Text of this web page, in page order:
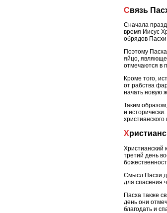
Связь
Сначала
время Иисус
обрядов
Поэтому
яйцо,
отмечаются в
Кроме того,
от рабства
начать новую
Таким
и
Христианский
третий день
Смысл Пасхи
для спасения
Пасха также
день они
благодать и